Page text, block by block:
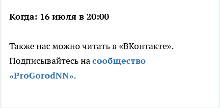
Когда: 16 июля в 20:00
Также нас можно читать в «ВКонтакте».
Подписывайтесь насообщество
«ProGorodNN».